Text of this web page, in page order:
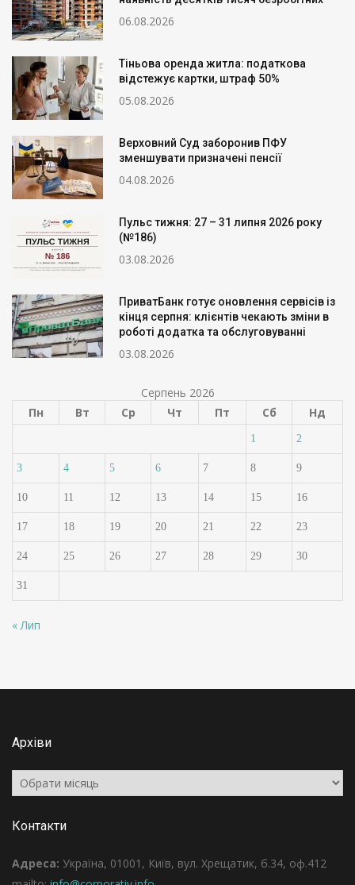
06.08.2026
Тіньова оренда житла: податкова
відстежує картки, штраф 50%
05.08.2026
Верховний Суд заборонив ПФУ
зменшувати призначені пенсії
04.08.2026
Пульс тижня: 27 – 31 липня 2026 року
(№186)
03.08.2026
ПриватБанк готує оновлення сервісів із
кінця серпня: клієнтів чекають зміни в
роботі додатка та обслуговуванні
03.08.2026
Серпень 2026
Пн
Вт Ср Чт Пт Сб Нд
1 2
3 4 5 6 7 8 9
10 11 12 13 14 15 16
17 18 19 20 21 22 23
24 25 26 27 28 29 30
31
« Лип
Архіви
Архіви
Контакти
Адреса: Україна, 01001, Київ, вул. Хрещатик, б.34, оф.412